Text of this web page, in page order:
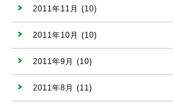
2011年11月 (10)
2011年10月 (10)
2011年9月 (10)
2011年8月 (11)